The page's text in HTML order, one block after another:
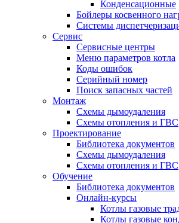
Конденсационные
Бойлеры косвенного
Системы
Сервис
Сервисные центры
Меню параметров котла
Коды ошибок
Серийный номер
Поиск запасных частей
Монтаж
Схемы дымоудаления
Схемы отопления и ГВС
Проектирование
Библиотека документов
Схемы дымоудаления
Схемы отопления и ГВС
Обучение
Библиотека документов
Онлайн-курсы
Котлы газовые
Котлы газовые